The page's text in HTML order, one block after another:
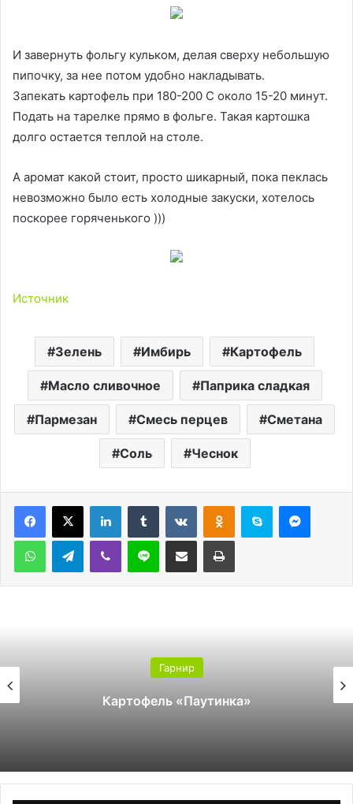
И завернуть фольгу кульком, делая сверху небольшую
пипочку, за нее потом удобно накладывать.
Запекать картофель при 180-200 С около 15-20 минут.
Подать на тарелке прямо в фольге. Такая картошка
долго остается теплой на столе.
А аромат какой стоит, просто шикарный, пока пеклась
невозможно было есть холодные закуски, хотелось
поскорее горяченького )))
Источник
Зелень Имбирь Картофель
Масло сливочное Паприка сладкая
Пармезан Смесь перцев Сметана
Соль Чеснок
LinkedInTumblr ВконтактеОдноклассники
Skype
WhatsAppTelegramViber Line Поделиться через электронную почту Печатать
Гарнир
Картофель «Паутинка»